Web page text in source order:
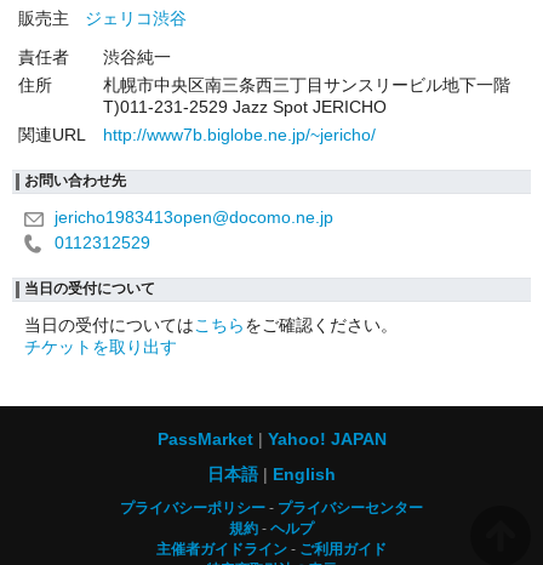
販売主
ジェリコ渋谷
責任者
渋谷純一
住所
札幌市中央区南三条西三丁目サンスリービル地下一階
T)011-231-2529 Jazz Spot JERICHO
関連URL
http://www7b.biglobe.ne.jp/~jericho/
お問い合わせ先
jericho1983413open@docomo.ne.jp
0112312529
当日の受付について
当日の受付についてはこちらをご確認ください。
チケットを取り出す
PassMarket
Yahoo! JAPAN
日本語
English
プライバシーポリシー
プライバシーセンター
規約
ヘルプ
主催者ガイドライン
ご利用ガイド